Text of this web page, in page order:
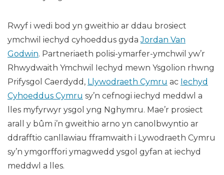
Rwyf i wedi bod yn gweithio ar ddau brosiect
ymchwil iechyd cyhoeddus gydaJordan Van
Godwin. Partneriaeth polisi-ymarfer-ymchwil yw’r
Rhwydwaith Ymchwil Iechyd mewn Ysgolion rhwng
Prifysgol Caerdydd, Llywodraeth Cymru ac Iechyd
Cyhoeddus Cymru sy’n cefnogi iechyd meddwl a
lles myfyrwyr ysgol yng Nghymru. Mae’r prosiect
arall y bûm i’n gweithio arno yn canolbwyntio ar
ddrafftio canllawiau fframwaith i Lywodraeth Cymru
sy’n ymgorffori ymagwedd ysgol gyfan at iechyd
meddwl a lles.